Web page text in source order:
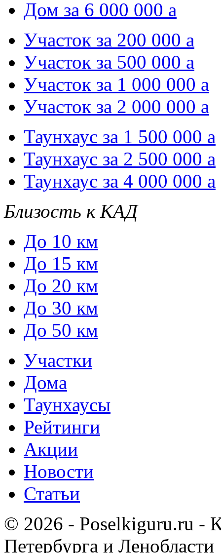
Дом за 6 000 000 a
Участок за 200 000 a
Участок за 500 000 a
Участок за 1 000 000 a
Участок за 2 000 000 a
Таунхаус за 1 500 000 a
Таунхаус за 2 500 000 a
Таунхаус за 4 000 000 a
Близость к КАД
До 10 км
До 15 км
До 20 км
До 30 км
До 50 км
Участки
Дома
Таунхаусы
Рейтинги
Акции
Новости
Статьи
© 2026 - Poselkiguru.ru -
Петербурга и Ленобласти